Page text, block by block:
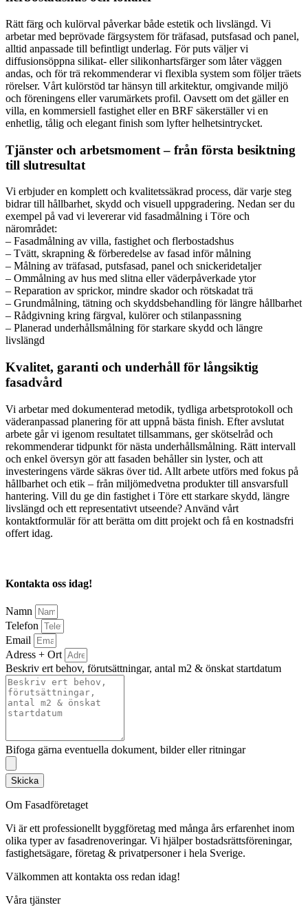
Rätt färg och kulörval påverkar både estetik och livslängd. Vi
arbetar med beprövade färgsystem för träfasad, putsfasad och panel,
alltid anpassade till befintligt underlag. För puts väljer vi
diffusionsöppna silikat- eller silikonhartsfärger som låter väggen
andas, och för trä rekommenderar vi flexibla system som följer träets
rörelser. Vårt kulörstöd tar hänsyn till arkitektur, omgivande miljö
och föreningens eller varumärkets profil. Oavsett om det gäller en
villa, en kommersiell fastighet eller en BRF säkerställer vi en
enhetlig, tålig och elegant finish som lyfter helhetsintrycket.
Tjänster och arbetsmoment – från första besiktning
till slutresultat
Vi erbjuder en komplett och kvalitetssäkrad process, där varje steg
bidrar till hållbarhet, skydd och visuell uppgradering. Nedan ser du
exempel på vad vi levererar vid fasadmålning i Töre och
närområdet:
– Fasadmålning av villa, fastighet och flerbostadshus
– Tvätt, skrapning & förberedelse av fasad inför målning
– Målning av träfasad, putsfasad, panel och snickeridetaljer
– Ommålning av hus med slitna eller väderpåverkade ytor
– Reparation av sprickor, mindre skador och rötskadat trä
– Grundmålning, tätning och skyddsbehandling för längre hållbarhet
– Rådgivning kring färgval, kulörer och stilanpassning
– Planerad underhållsmålning för starkare skydd och längre
livslängd
Kvalitet, garanti och underhåll för långsiktig
fasadvård
Vi arbetar med dokumenterad metodik, tydliga arbetsprotokoll och
väderanpassad planering för att uppnå bästa finish. Efter avslutat
arbete går vi igenom resultatet tillsammans, ger skötselråd och
rekommenderar tidpunkt för nästa underhållsmålning. Rätt intervall
och enkel översyn gör att fasaden behåller sin lyster, och att
investeringens värde säkras över tid. Allt arbete utförs med fokus på
hållbarhet och etik – från miljömedvetna produkter till ansvarsfull
hantering. Vill du ge din fastighet i Töre ett starkare skydd, längre
livslängd och ett representativt utseende? Använd vårt
kontaktformulär för att berätta om ditt projekt och få en kostnadsfri
offert idag.
Kontakta oss idag!
Namn
Telefon
Email
Adress + Ort
Beskriv ert behov, förutsättningar, antal m2 & önskat startdatum
Bifoga gärna eventuella dokument, bilder eller ritningar
Skicka
Om Fasadföretaget
Vi är ett professionellt byggföretag med många års erfarenhet inom
olika typer av fasadrenoveringar. Vi hjälper bostadsrättsföreningar,
fastighetsägare, företag & privatpersoner i hela Sverige.
Välkommen att kontakta oss redan idag!
Våra tjänster